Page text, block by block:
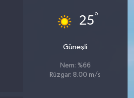
25°
Güneşli
Nem: %66
Rüzgar: 8.00 m/s